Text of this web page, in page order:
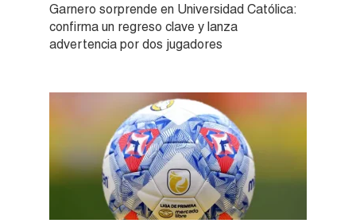
Garnero sorprende en Universidad Católica:
confirma un regreso clave y lanza
advertencia por dos jugadores